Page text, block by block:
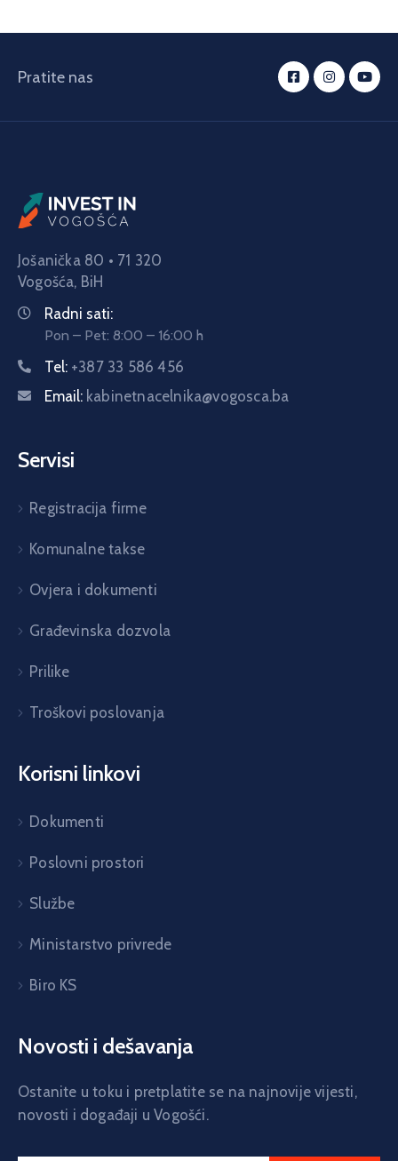
Pratite nas
Jošanička 80 • 71 320
Vogošća, BiH
Radni sati:
Pon – Pet: 8:00 – 16:00 h
Tel: +387 33 586 456
Email: kabinetnacelnika@vogosca.ba
Servisi
Registracija firme
Komunalne takse
Ovjera i dokumenti
Građevinska dozvola
Prilike
Troškovi poslovanja
Korisni linkovi
Dokumenti
Poslovni prostori
Službe
Ministarstvo privrede
Biro KS
Novosti i dešavanja
Ostanite u toku i pretplatite se na najnovije vijesti,
novosti i događaji u Vogošći.